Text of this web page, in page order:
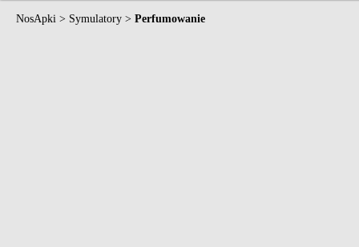
NosApki > Symulatory > Perfumowanie